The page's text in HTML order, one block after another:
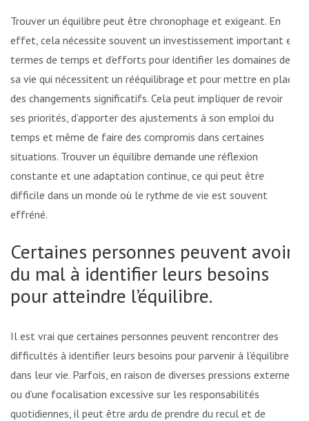
Trouver un équilibre peut être chronophage et exigeant. En
effet, cela nécessite souvent un investissement important en
termes de temps et d’efforts pour identifier les domaines de
sa vie qui nécessitent un rééquilibrage et pour mettre en place
des changements significatifs. Cela peut impliquer de revoir
ses priorités, d’apporter des ajustements à son emploi du
temps et même de faire des compromis dans certaines
situations. Trouver un équilibre demande une réflexion
constante et une adaptation continue, ce qui peut être
difficile dans un monde où le rythme de vie est souvent
effréné.
Certaines personnes peuvent avoir
du mal à identifier leurs besoins
pour atteindre l’équilibre.
Il est vrai que certaines personnes peuvent rencontrer des
difficultés à identifier leurs besoins pour parvenir à l’équilibre
dans leur vie. Parfois, en raison de diverses pressions externes
ou d’une focalisation excessive sur les responsabilités
quotidiennes, il peut être ardu de prendre du recul et de